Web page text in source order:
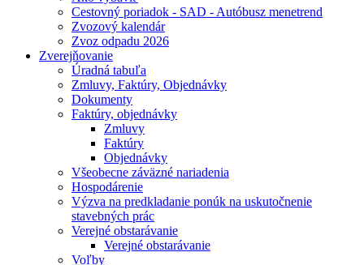
Cestovný poriadok - SAD - Autóbusz menetrend
Zvozový kalendár
Zvoz odpadu 2026
Zverejňovanie
Úradná tabuľa
Zmluvy, Faktúry, Objednávky
Dokumenty
Faktúry, objednávky
Zmluvy
Faktúry
Objednávky
Všeobecne záväzné nariadenia
Hospodárenie
Výzva na predkladanie ponúk na uskutočnenie
stavebných prác
Verejné obstarávanie
Verejné obstarávanie
Voľby